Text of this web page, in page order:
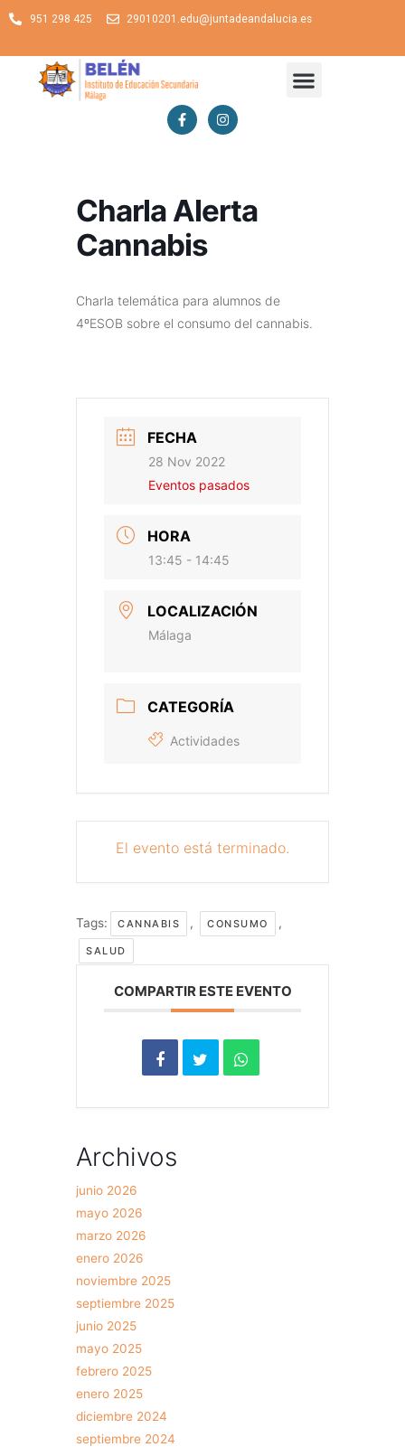
951 298 425 29010201.edu@juntadeandalucia.es
Charla Alerta
Cannabis
Charla telemática para alumnos de
4ºESOB sobre el consumo del cannabis.
FECHA
28 Nov 2022
Eventos pasados
HORA
13:45 - 14:45
LOCALIZACIÓN
Málaga
CATEGORÍA
Actividades
El evento está terminado.
Tags: CANNABIS , CONSUMO ,
SALUD
COMPARTIR ESTE EVENTO
Archivos
junio 2026
mayo 2026
marzo 2026
enero 2026
noviembre 2025
septiembre 2025
junio 2025
mayo 2025
febrero 2025
enero 2025
diciembre 2024
septiembre 2024